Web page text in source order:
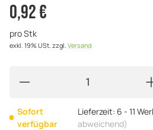
0,92 €
pro Stk
exkl. 19% USt. zzgl. Versand
Sofort
verfügbar
Lieferzeit: 6 - 11
abweichend)